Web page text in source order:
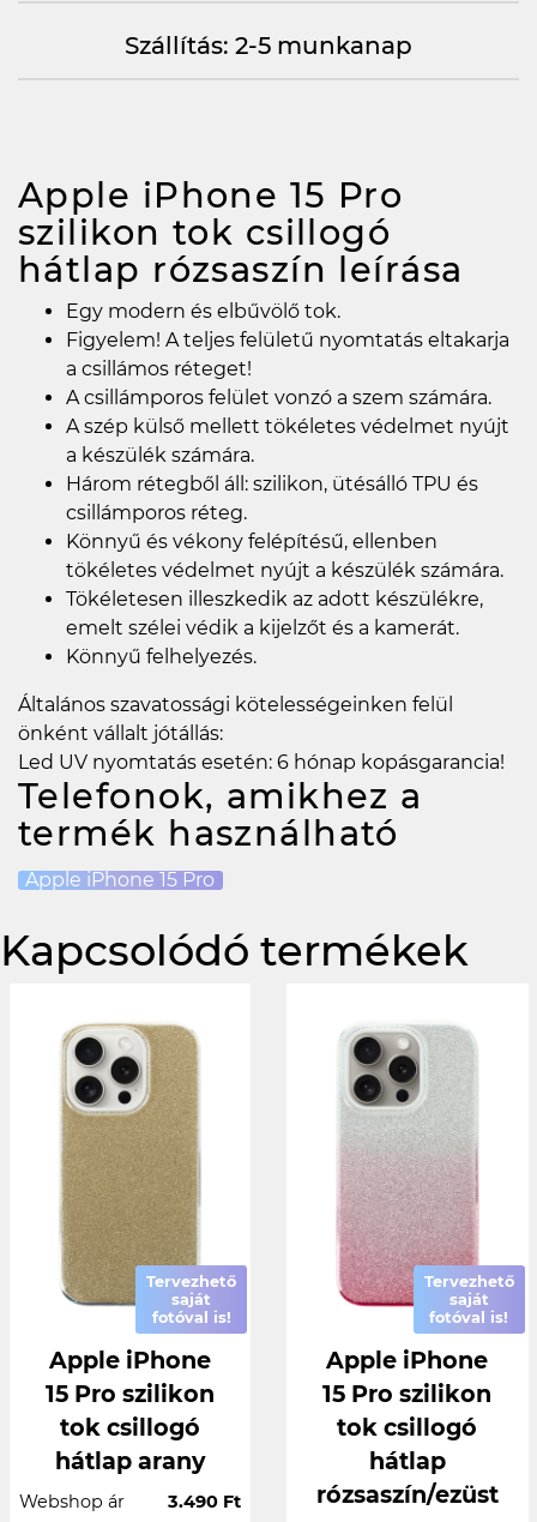
Szállítás: 2-5 munkanap
Apple iPhone 15 Pro
szilikon tok csillogó
hátlap rózsaszín leírása
Egy modern és elbűvölő tok.
Figyelem! A teljes felületű nyomtatás eltakarja
a csillámos réteget!
A csillámporos felület vonzó a szem számára.
A szép külső mellett tökéletes védelmet nyújt
a készülék számára.
Három rétegből áll: szilikon, ütésálló TPU és
csillámporos réteg.
Könnyű és vékony felépítésű, ellenben
tökéletes védelmet nyújt a készülék számára.
Tökéletesen illeszkedik az adott készülékre,
emelt szélei védik a kijelzőt és a kamerát.
Könnyű felhelyezés.
Általános szavatossági kötelességeinken felül
önként vállalt jótállás:
Led UV nyomtatás esetén: 6 hónap kopásgarancia!
Telefonok, amikhez a
termék használható
Apple iPhone 15 Pro
Kapcsolódó termékek
Tervezhető
saját
fotóval is!
Apple iPhone
15 Pro szilikon
tok csillogó
hátlap arany
Webshop ár
3.490 Ft
Tervezhető
saját
fotóval is!
Apple iPhone
15 Pro szilikon
tok csillogó
hátlap
rózsaszín/ezüst